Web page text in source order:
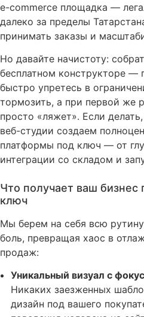
e-commerce площадка —
далеко за пределы
принимать заказы и
Но давайте начистоту:
бесплатном конструкторе —
быстро упретесь в
тормозить, а при первой же
просто «ляжет». Если
веб-студии создаем
платформы под ключ — от
интеграции со складом и
Что получает ваш бизнес
ключ
Мы берем на себя всю
боль, превращая хаос в
продаж:
Уникальный визуал с
Никаких заезженных
дизайн под вашего